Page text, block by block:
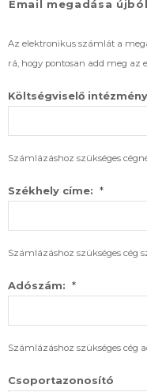
Email megadása újból
Az elektronikus számlát a
rá, hogy pontosan add meg az
Költségviselő
Számlázáshoz szükséges
Székhely címe: *
Számlázáshoz szükséges cég
Adószám: *
Számlázáshoz szükséges cég
Csoportazonosító